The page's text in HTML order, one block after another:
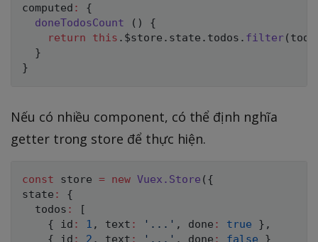
computed :
{
doneTodosCount
( )
{
return
this . $store . state . todos . filter( todo
}
}
Nếu có nhiều component, có thể định nghĩa
getter trong store để thực hiện.
const store = new Vuex . Store ( {
state :
{
  todos
:
[
{ id : 1 , text : '...' , done : true } ,
{ id : 2 , text : '...' , done : false }